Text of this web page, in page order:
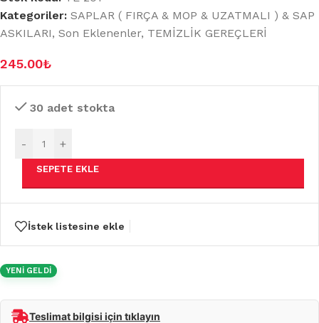
Kategoriler: SAPLAR ( FIRÇA & MOP & UZATMALI ) & SAP
ASKILARI, Son Eklenenler, TEMİZLİK GEREÇLERİ
245.00₺
30 adet stokta
- +
SEPETE EKLE
İstek listesine ekle
YENİ GELDİ
Teslimat bilgisi için tıklayın